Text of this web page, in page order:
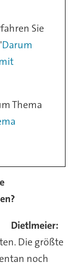
Sie
Darum
Thema
Dietlmeier:
Die größte
noch